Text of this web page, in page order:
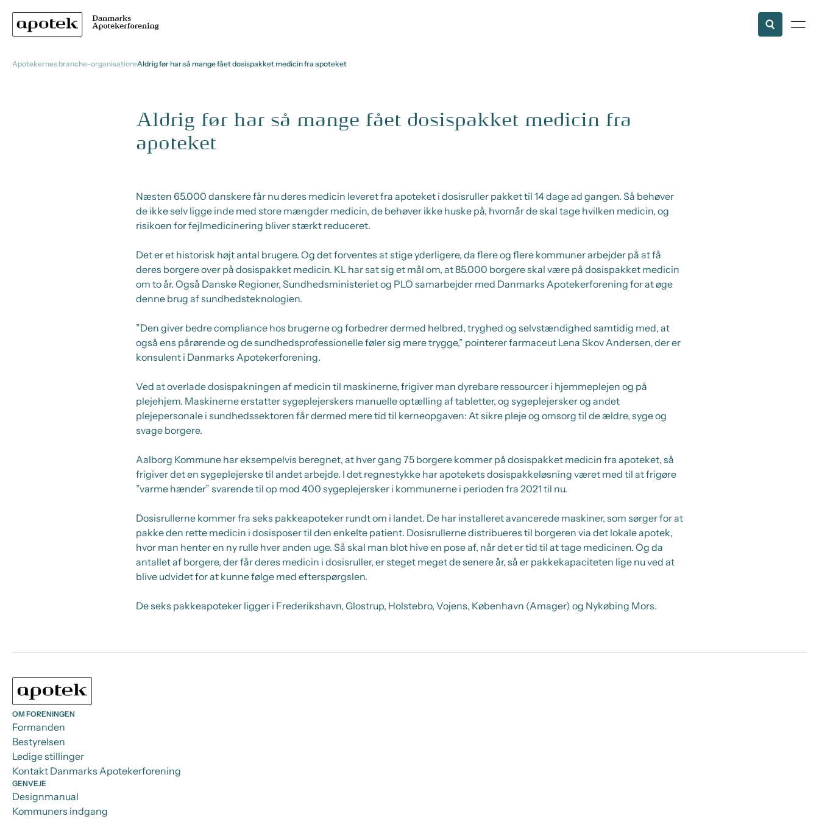
Apotekernes branche-organisation Aldrig før har så mange fået dosispakket medicin fra apoteket
Aldrig før har så mange fået dosispakket medicin fra
apoteket
Næsten 65.000 danskere får nu deres medicin leveret fra apoteket i dosisruller pakket til 14 dage ad gangen. Så behøver
de ikke selv ligge inde med store mængder medicin, de behøver ikke huske på, hvornår de skal tage hvilken medicin, og
risikoen for fejlmedicinering bliver stærkt reduceret.
Det er et historisk højt antal brugere. Og det forventes at stige yderligere, da flere og flere kommuner arbejder på at få
deres borgere over på dosispakket medicin. KL har sat sig et mål om, at 85.000 borgere skal være på dosispakket medicin
om to år. Også Danske Regioner, Sundhedsministeriet og PLO samarbejder med Danmarks Apotekerforening for at øge
denne brug af sundhedsteknologien.
”Den giver bedre compliance hos brugerne og forbedrer dermed helbred, tryghed og selvstændighed samtidig med, at
også ens pårørende og de sundhedsprofessionelle føler sig mere trygge,” pointerer farmaceut Lena Skov Andersen, der er
konsulent i Danmarks Apotekerforening.
Ved at overlade dosispakningen af medicin til maskinerne, frigiver man dyrebare ressourcer i hjemmeplejen og på
plejehjem. Maskinerne erstatter sygeplejerskers manuelle optælling af tabletter, og sygeplejersker og andet
plejepersonale i sundhedssektoren får dermed mere tid til kerneopgaven: At sikre pleje og omsorg til de ældre, syge og
svage borgere.
Aalborg Kommune har eksempelvis beregnet, at hver gang 75 borgere kommer på dosispakket medicin fra apoteket, så
frigiver det en sygeplejerske til andet arbejde. I det regnestykke har apotekets dosispakkeløsning været med til at frigøre
”varme hænder” svarende til op mod 400 sygeplejersker i kommunerne i perioden fra 2021 til nu.
Dosisrullerne kommer fra seks pakkeapoteker rundt om i landet. De har installeret avancerede maskiner, som sørger for at
pakke den rette medicin i dosisposer til den enkelte patient. Dosisrullerne distribueres til borgeren via det lokale apotek,
hvor man henter en ny rulle hver anden uge. Så skal man blot hive en pose af, når det er tid til at tage medicinen. Og da
antallet af borgere, der får deres medicin i dosisruller, er steget meget de senere år, så er pakkekapaciteten lige nu ved at
blive udvidet for at kunne følge med efterspørgslen.
De seks pakkeapoteker ligger i Frederikshavn, Glostrup, Holstebro, Vojens, København (Amager) og Nykøbing Mors.
OM FORENINGEN
Formanden
Bestyrelsen
Ledige stillinger
Kontakt Danmarks Apotekerforening
GENVEJE
Designmanual
Kommuners indgang